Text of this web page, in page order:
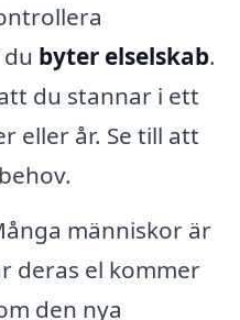
byter elselskab.
du stannar i ett
eller år. Se till att
människor är
deras el kommer
den nya